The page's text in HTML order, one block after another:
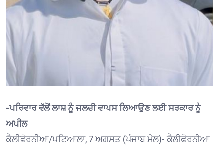
-ਪਰਿਵਾਰ ਵੱਲੋਂ ਲਾਸ਼ ਨੂੰ ਜਲਦੀ ਵਾਪਸ ਲਿਆਉਣ ਲਈ ਸਰਕਾਰ ਨੂੰ
ਅਪੀਲ
ਕੈਲੀਫੋਰਨੀਆ/ਪਟਿਆਲਾ, 7 ਅਗਸਤ (ਪੰਜਾਬ ਮੇਲ)- ਕੈਲੀਫੋਰਨੀਆ